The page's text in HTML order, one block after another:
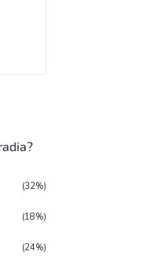
(32%)
(18%)
(24%)